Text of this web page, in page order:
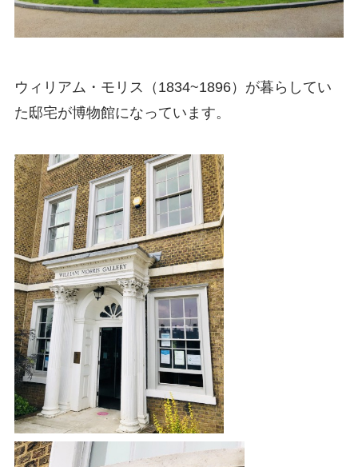
ウィリアム・モリス（1834~1896）が暮らしてい
た邸宅が博物館になっています。